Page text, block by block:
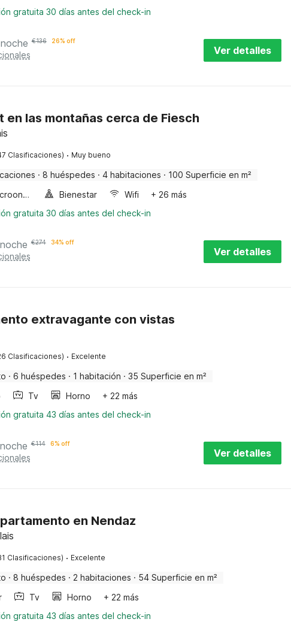
gratuita 30 días antes del check-in
€136 26% off
Ver detalles
en las montañas cerca de Fiesch
Clasificaciones) · Muy bueno
· 8 huéspedes · 4 habitaciones · 100 Superficie en m²
Horno microondas
Bienestar Wifi
+ 26 más
gratuita 30 días antes del check-in
€274 34% off
Ver detalles
extravagante con vistas
Clasificaciones) · Excelente
· 6 huéspedes · 1 habitación · 35 Superficie en m²
Tv Horno
+ 22 más
gratuita 43 días antes del check-in
€114 6% off
Ver detalles
en Nendaz
Clasificaciones) · Excelente
· 8 huéspedes · 2 habitaciones · 54 Superficie en m²
Tv Horno
+ 22 más
gratuita 43 días antes del check-in